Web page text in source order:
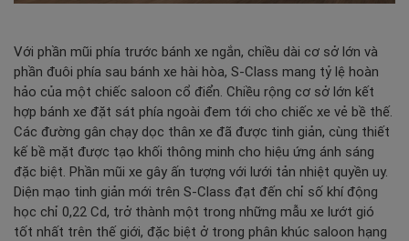
Với phần mũi phía trước bánh xe ngắn, chiều dài cơ sở lớn và
phần đuôi phía sau bánh xe hài hòa, S-Class mang tỷ lệ hoàn
hảo của một chiếc saloon cổ điển. Chiều rộng cơ sở lớn kết
hợp bánh xe đặt sát phía ngoài đem tới cho chiếc xe vẻ bề thế.
Các đường gân chạy dọc thân xe đã được tinh giản, cùng thiết
kế bề mặt được tạo khối thông minh cho hiệu ứng ánh sáng
đặc biệt. Phần mũi xe gây ấn tượng với lưới tản nhiệt quyền uy.
Diện mạo tinh giản mới trên S-Class đạt đến chỉ số khí động
học chỉ 0,22 Cd, trở thành một trong những mẫu xe lướt gió
tốt nhất trên thế giới, đặc biệt ở trong phân khúc saloon hạng